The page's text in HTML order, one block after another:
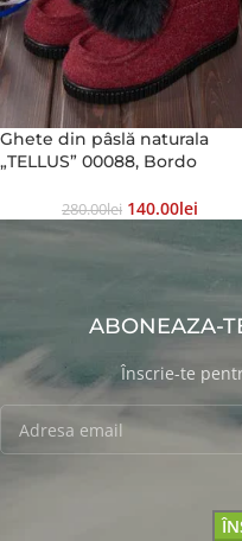
Ghete din pâslă naturala
„TELLUS” 00088, Bordo
280.00Lei 140.00Lei
ABONEAZA-
Înscrie-te